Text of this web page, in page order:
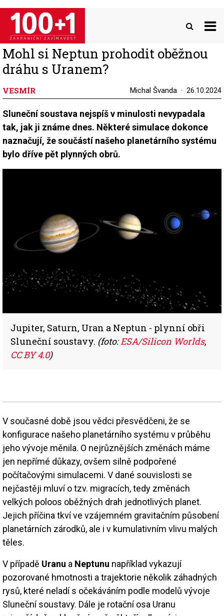
Přejít
hlavnímu
obsahu
Mohl si Neptun prohodit oběžnou
dráhu s Uranem?
VESMÍR Michal Švanda 26.10.2024
Sluneční soustava nejspíš v minulosti nevypadala
tak, jak ji známe dnes. Některé simulace dokonce
naznačují, že součástí našeho planetárního systému
bylo dříve pět plynných obrů.
Jupiter, Saturn, Uran a Neptun - plynní obři
Sluneční soustavy. (foto:ESA/Silicon Worlds,
CC BY 4.0)
V současné době jsou vědci přesvědčeni, že se
konfigurace našeho planetárního systému v průběhu
jeho vývoje měnila. O nejrůznějších změnách máme
jen nepřímé důkazy, ovšem silně podpořené
počítačovými simulacemi. V dané souvislosti se
nejčastěji mluví o tzv. migracích, tedy změnách
velkých poloos oběžných drah jednotlivých planet.
Jejich příčina tkví ve vzájemném gravitačním působení
planetárních zárodků, ale i v kumulativním vlivu malých
těles.
V případě Uranu a Neptunu například vykazují
pozorované hmotnosti a trajektorie několik záhadných
rysů, které neladí s očekáváním podle modelů vývoje
Sluneční soustavy. Dále je rotační osa Uranu